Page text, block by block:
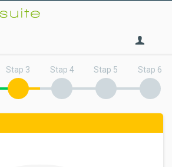
Stap 3 Stap 4 Stap 5 Stap 6